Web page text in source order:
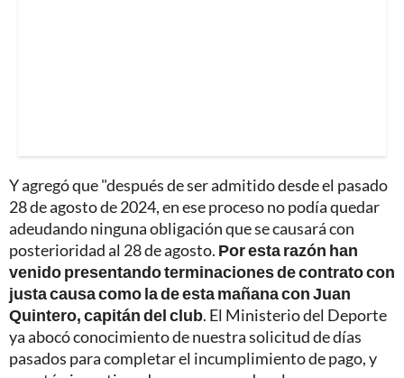
Y agregó que "después de ser admitido desde el pasado
28 de agosto de 2024, en ese proceso no podía quedar
adeudando ninguna obligación que se causará con
posterioridad al 28 de agosto. Por esta razón han
venido presentando terminaciones de contrato con
justa causa como la de esta mañana con Juan
Quintero, capitán del club. El Ministerio del Deporte
ya abocó conocimiento de nuestra solicitud de días
pasados para completar el incumplimiento de pago, y